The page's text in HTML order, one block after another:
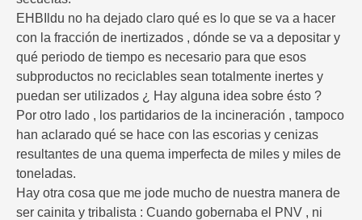
EHBIldu no ha dejado claro qué es lo que se va a hacer
con la fracción de inertizados , dónde se va a depositar y
qué periodo de tiempo es necesario para que esos
subproductos no reciclables sean totalmente inertes y
puedan ser utilizados ¿ Hay alguna idea sobre ésto ?
Por otro lado , los partidarios de la incineración , tampoco
han aclarado qué se hace con las escorias y cenizas
resultantes de una quema imperfecta de miles y miles de
toneladas.
Hay otra cosa que me jode mucho de nuestra manera de
ser cainita y tribalista : Cuando gobernaba el PNV , ni